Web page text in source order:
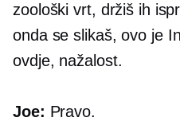
zoološki vrt, držiš ih
onda se slikaš, ovo je
ovdje, nažalost.
Joe: Pravo.